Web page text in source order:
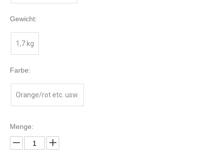
Gewicht:
1,7 kg
Farbe:
Orange/rot etc. usw.
Menge: